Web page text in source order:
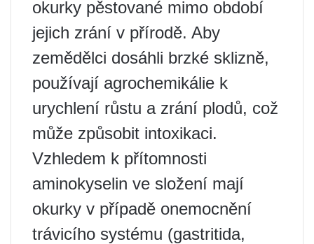
okurky pěstované mimo období
jejich zrání v přírodě. Aby
zemědělci dosáhli brzké sklizně,
používají agrochemikálie k
urychlení růstu a zrání plodů, což
může způsobit intoxikaci.
Vzhledem k přítomnosti
aminokyselin ve složení mají
okurky v případě onemocnění
trávicího systému (gastritida,